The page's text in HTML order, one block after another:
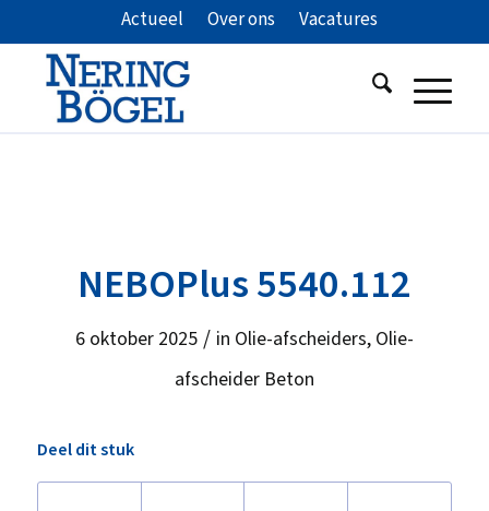
Actueel Over ons Vacatures
NEBOPlus 5540.112
6 oktober 2025 / in Olie-afscheiders, Olie-
afscheider Beton
Deel dit stuk